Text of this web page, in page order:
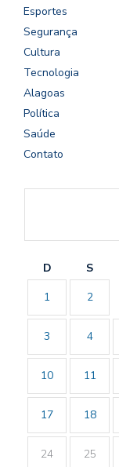
Esportes
Segurança
Cultura
Tecnologia
Alagoas
Política
Saúde
Contato
D S
1
2
3 4
10 11
17 18
24 25